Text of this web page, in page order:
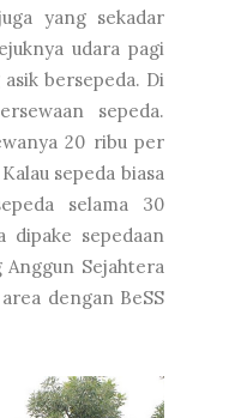
yang sekadar
udara pagi
bersepeda. Di
sepeda.
20 ribu per
sepeda biasa
selama 30
dipake sepedaan
Sejahtera
dengan BeSS